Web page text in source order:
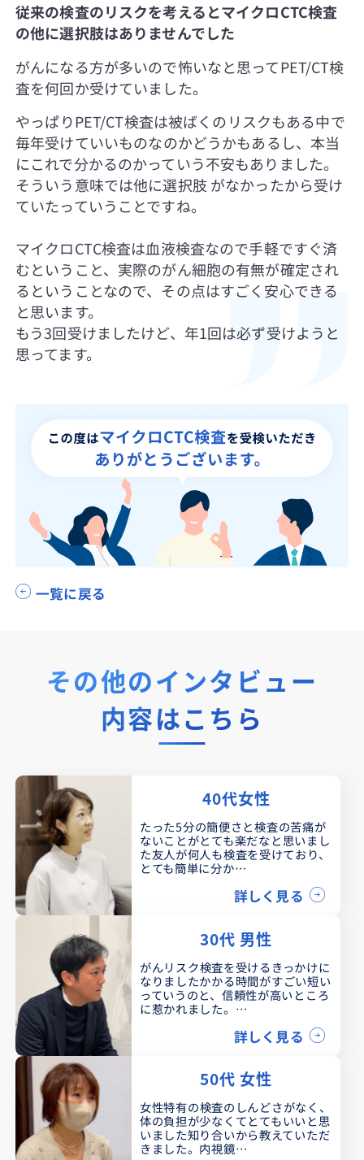
従来の検査のリスクを考えるとマイクロCTC検査
の他に選択肢はありませんでした
がんになる方が多いので怖いなと思ってPET/CT検
査を何回か受けていました。
やっぱりPET/CT検査は被ばくのリスクもある中で
毎年受けていいものなのかどうかもあるし、本当
にこれで分かるのかっていう不安もありました。
そういう意味では他に選択肢 がなかったから受け
ていたっていうことですね。
マイクロCTC検査は血液検査なので手軽ですぐ済
むということ、実際のがん細胞の有無が確定され
るということなので、その点はすごく安心できる
と思います。
もう3回受けましたけど、年1回は必ず受けようと
思ってます。
一覧に戻る
その他のインタビュー
内容はこちら
40代女性
たった5分の簡便さと検査の苦痛が
ないことがとても楽だなと思いまし
た友人が何人も検査を受けており、
とても簡単に分か…
詳しく見る
30代 男性
がんリスク検査を受けるきっかけに
なりましたかかる時間がすごい短い
っていうのと、信頼性が高いところ
に惹かれました。…
詳しく見る
50代 女性
女性特有の検査のしんどさがなく、
体の負担が少なくてとてもいいと思
いました知り合いから教えていただ
きました。内視鏡…